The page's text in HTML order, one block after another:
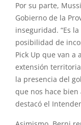
Por su parte,
Gobierno de la
inseguridad. “Es
posibilidad de
Pick Up que van a
extensión
la presencia del
que nos hace bien
destacó el